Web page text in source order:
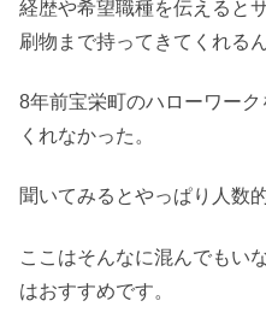
経歴や希望職種を伝えると
刷物まで持ってきてくれる
8年前宝栄町のハローワー
くれなかった。
聞いてみるとやっぱり人数
ここはそんなに混んでもい
はおすすめです。